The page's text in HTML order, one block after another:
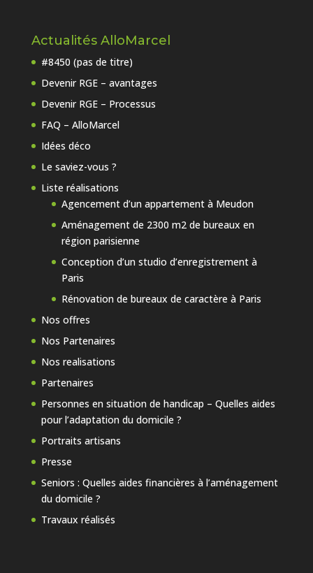
Actualités AlloMarcel
#8450 (pas de titre)
Devenir RGE – avantages
Devenir RGE – Processus
FAQ – AlloMarcel
Idées déco
Le saviez-vous ?
Liste réalisations
Agencement d’un appartement à Meudon
Aménagement de 2300 m2 de bureaux en
région parisienne
Conception d’un studio d’enregistrement à
Paris
Rénovation de bureaux de caractère à Paris
Nos offres
Nos Partenaires
Nos realisations
Partenaires
Personnes en situation de handicap – Quelles aides
pour l’adaptation du domicile ?
Portraits artisans
Presse
Seniors : Quelles aides financières à l’aménagement
du domicile ?
Travaux réalisés